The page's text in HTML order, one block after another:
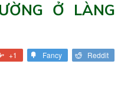
Ở LÀNG
+1 Fancy
Reddit